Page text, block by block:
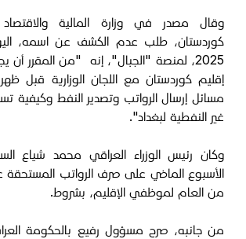
وقال مصدر في وزارة المالية
2025، لمنصة "الجبال"، إنه "من المقرر
إقليم كوردستان مع اللجان الوزارية قبل
مسائل إرسال الرواتب وتصدير النفط وكيفية
غير النفطية لبغداد".
وكان رئيس الوزراء العراقي محمد شياع
الأسبوع الماضي على صرف الرواتب
من العام لموظفي الإقليم، بشروط.
من جانبه، صرح مسؤول رفيع بالحكومة